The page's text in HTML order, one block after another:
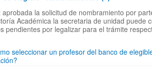
aprobada la solicitud de nombramiento por
Académica la secretaria de unidad puede
pendientes por legalizar para el trámite
seleccionar un profesor del banco de